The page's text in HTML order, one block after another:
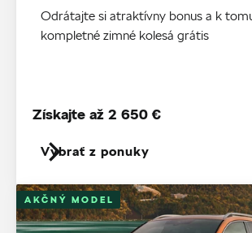
Odrátajte si atraktívny bonus a k
kompletné zimné kolesá grátis
Vybrať z ponuky
Získajte až 2 650 €
AKČNÝ MODEL